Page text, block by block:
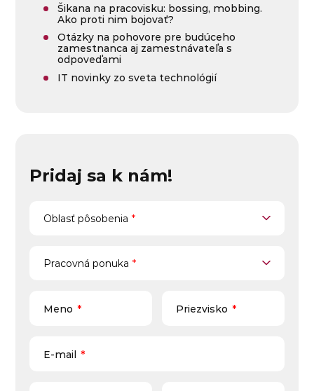
Šikana na pracovisku: bossing, mobbing.
Ako proti nim bojovať?
Otázky na pohovore pre budúceho
zamestnanca aj zamestnávateľa s
odpoveďami
IT novinky zo sveta technológií
Pridaj sa k nám!
Oblasť pôsobenia *
Pracovná ponuka *
Meno * Priezvisko *
E-mail *